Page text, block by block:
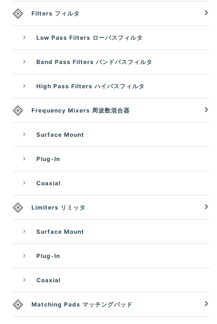
Filters フィルタ
Low Pass Filters ローパスフィルタ
Band Pass Filters バンドパスフィルタ
High Pass Filters ハイパスフィルタ
Frequency Mixers 周波数混合器
Surface Mount
Plug-In
Coaxial
Limiters リミッタ
Surface Mount
Plug-In
Coaxial
Matching Pads マッチングパッド